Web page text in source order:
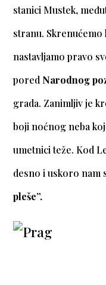
stanici Mustek,
stranu.
nastavljamo pravo
pored Narodnog
grada. Zanimljiv je
boji noćnog neba
umetnici teže. Kod
desno i uskoro nam
pleše”.